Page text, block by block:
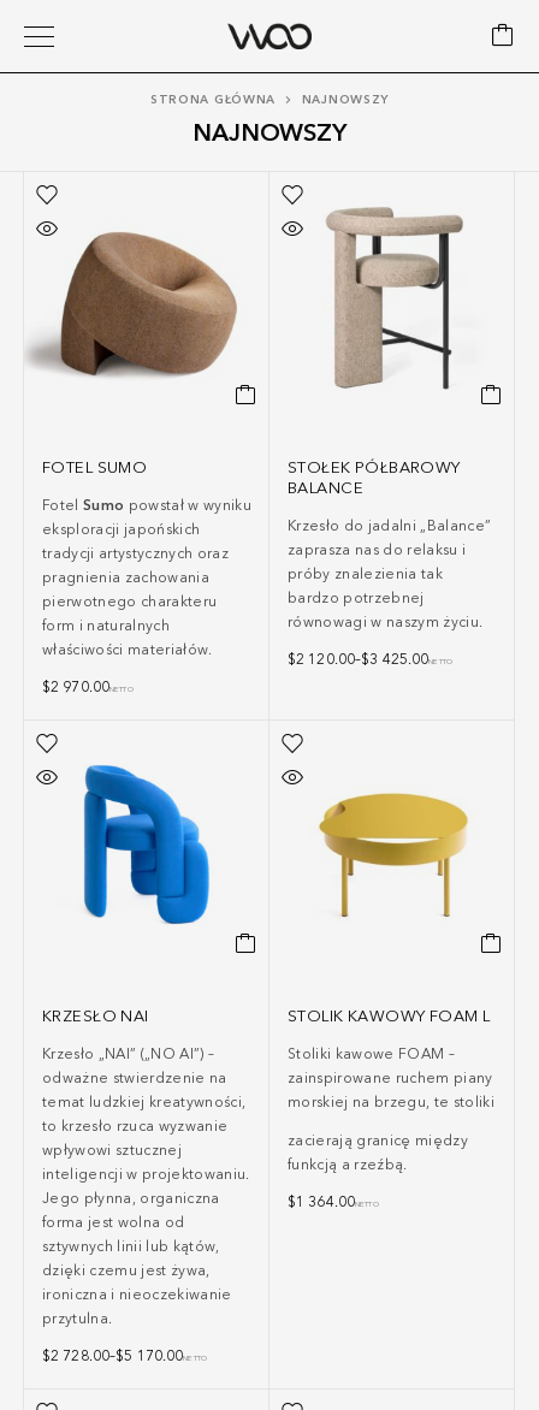
NAJNOWSZY
STRONA GŁÓWNA NAJNOWSZY
FOTEL SUMO
Fotel Sumo powstał w wyniku
eksploracji japońskich
tradycji artystycznych oraz
pragnienia zachowania
pierwotnego charakteru
form i naturalnych
właściwości materiałów.
$2 970.00NETTO
STOŁEK PÓŁBAROWY
BALANCE
Krzesło do jadalni „Balance”
zaprasza nas do relaksu i
próby znalezienia tak
bardzo potrzebnej
równowagi w naszym życiu.
$2 120.00–$3 425.00NETTO
KRZESŁO NAI
Krzesło „NAI” („NO AI”)–
odważne stwierdzenie na
temat ludzkiej kreatywności,
to krzesło rzuca wyzwanie
wpływowi sztucznej
inteligencji w projektowaniu.
Jego płynna, organiczna
forma jest wolna od
sztywnych linii lub kątów,
dzięki czemu jest żywa,
ironiczna i nieoczekiwanie
przytulna.
$2 728.00–$5 170.00NETTO
STOLIK KAWOWY FOAM L
Stoliki kawowe FOAM –
zainspirowane ruchem piany
morskiej na brzegu, te stoliki
zacierają granicę między
funkcją a rzeźbą.
$1 364.00NETTO